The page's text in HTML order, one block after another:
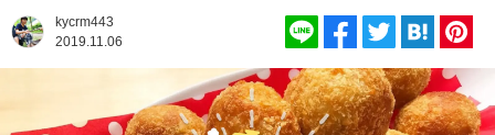
kycrm443
2019.11.06